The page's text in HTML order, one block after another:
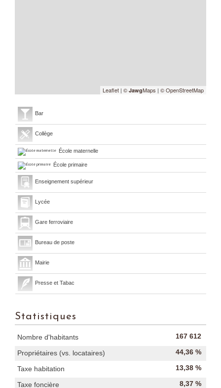
Leaflet | © JawgMaps | © OpenStreetMap
Bar
Collège
École maternelle
École primaire
Enseignement supérieur
Lycée
Gare ferroviaire
Bureau de poste
Mairie
Presse et Tabac
Statistiques
Nombre d'habitants 167 612
Propriétaires (vs. locataires) 44,36 %
Taxe habitation 13,38 %
Taxe foncière 8,37 %